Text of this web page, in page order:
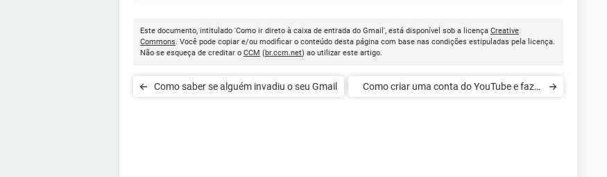
Este documento, intitulado 'Como ir direto à caixa de entrada do Gmail', está disponível sob a licença Creative
Commons. Você pode copiar e/ou modificar o conteúdo desta página com base nas condições estipuladas pela licença.
Não se esqueça de creditar o CCM (br.ccm.net) ao utilizar este artigo.
Como saber se alguém invadiu o seu Gmail
Como criar uma conta do YouTube e fazer